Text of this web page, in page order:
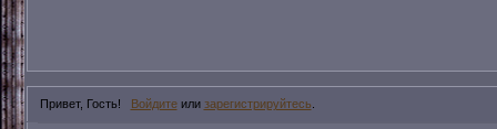
Привет, Гость! Войдитеили зарегистрируйтесь